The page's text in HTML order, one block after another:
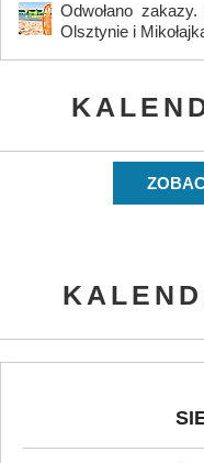
Odwołano
Olsztynie i